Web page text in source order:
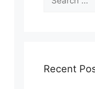
for:
Recent